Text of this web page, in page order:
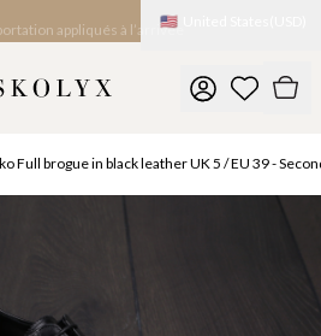
appliqués à l’arrivée
🇺🇸
Full brogue in black leather UK 5 / EU 39 -